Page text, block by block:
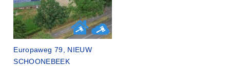
Europaweg 79, NIEUW
SCHOONEBEEK